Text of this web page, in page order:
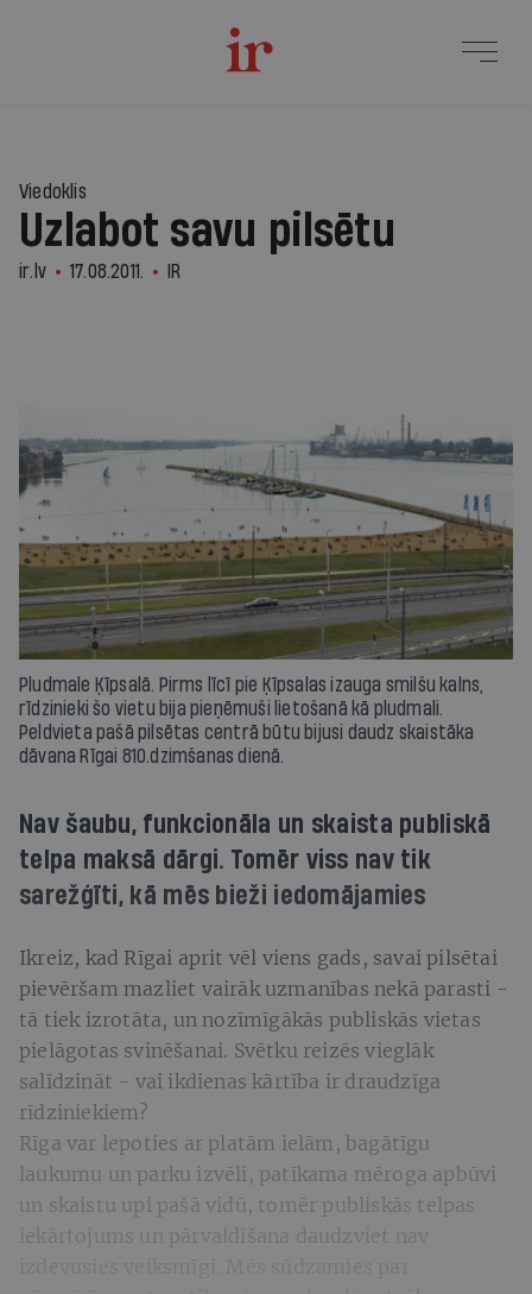
Viedoklis
Uzlabot savu pilsētu
ir.lv 17.08.2011. IR
Pludmale Ķīpsalā. Pirms līcī pie Ķīpsalas izauga smilšu kalns,
rīdzinieki šo vietu bija pieņēmuši lietošanā kā pludmali.
Peldvieta pašā pilsētas centrā būtu bijusi daudz skaistāka
dāvana Rīgai 810.dzimšanas dienā.
Nav šaubu, funkcionāla un skaista publiskā
telpa maksā dārgi. Tomēr viss nav tik
sarežģīti, kā mēs bieži iedomājamies
Ikreiz, kad Rīgai aprit vēl viens gads, savai pilsētai
pievēršam mazliet vairāk uzmanības nekā parasti -
tā tiek izrotāta, un nozīmīgākās publiskās vietas
pielāgotas svinēšanai. Svētku reizēs vieglāk
salīdzināt - vai ikdienas kārtība ir draudzīga
rīdziniekiem?
Rīga var lepoties ar platām ielām, bagātīgu
laukumu un parku izvēli, patīkama mēroga apbūvi
un skaistu upi pašā vidū, tomēr publiskās telpas
iekārtojums un pārvaldīšana daudzviet nav